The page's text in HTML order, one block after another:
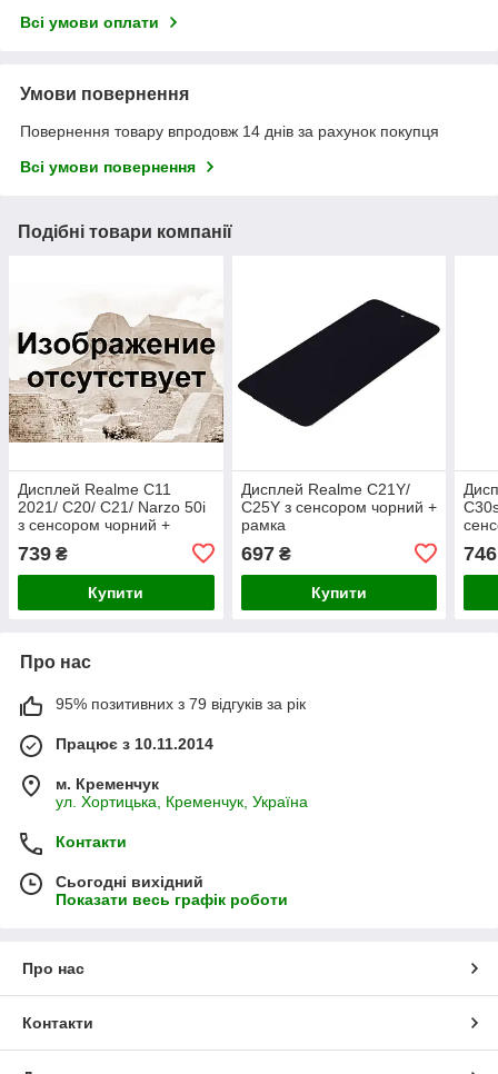
Всі умови оплати
Умови повернення
Повернення товару впродовж 14 днів за рахунок покупця
Всі умови повернення
Подібні товари компанії
Дисплей Realme C11
2021/ C20/ C21/ Narzo 50i
з сенсором чорний +
739 ₴
Купити
Дисплей Realme C21Y/
C25Y з сенсором чорний +
рамка
697₴
Купити
746
Про нас
95% позитивних з 79 відгуків за рік
Працює з 10.11.2014
м. Кременчук
ул. Хортицька, Кременчук, Україна
Контакти
Сьогодні вихідний
Показати весь графік роботи
Про нас
Контакти